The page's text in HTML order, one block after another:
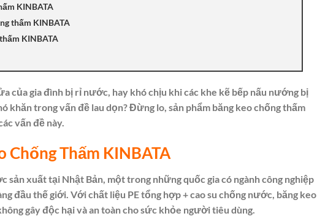
KINBATA
thấm KINBATA
KINBATA
của gia đình bị rỉ nước, hay khó chịu khi các khe kẽ bếp nấu nướng bị
khăn trong vấn đề lau dọn? Đừng lo, sản phẩm băng keo chống thấm
vấn đề này.
Chống Thấm KINBATA
sản xuất tại Nhật Bản, một trong những quốc gia có ngành công nghiệp
đầu thế giới. Với chất liệu PE tổng hợp + cao su chống nước, băng keo
gây độc hại và an toàn cho sức khỏe người tiêu dùng.